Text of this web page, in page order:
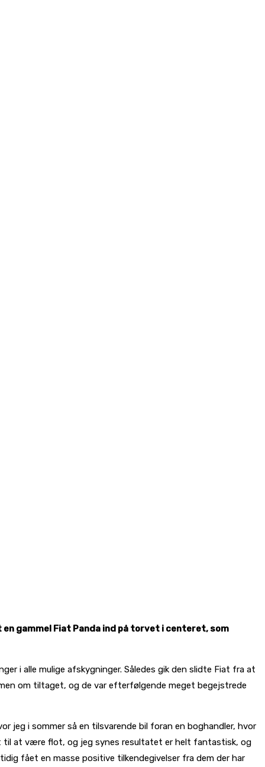
gammel Fiat Panda ind på torvet i centeret, som
i alle mulige afskygninger. Således gik den slidte Fiat fra at
om tiltaget, og de var efterfølgende meget begejstrede
jeg i sommer så en tilsvarende bil foran en boghandler, hvor
til at være flot, og jeg synes resultatet er helt fantastisk, og
fået en masse positive tilkendegivelser fra dem der har